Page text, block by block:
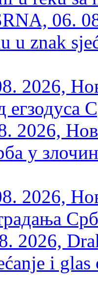
06.
u znak
2026,
егзодуса
2026,
у
2026,
2026,
i